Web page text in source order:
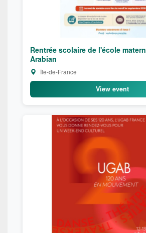
Rentrée scolaire de l'école
Arabian
Île-de-France
View event